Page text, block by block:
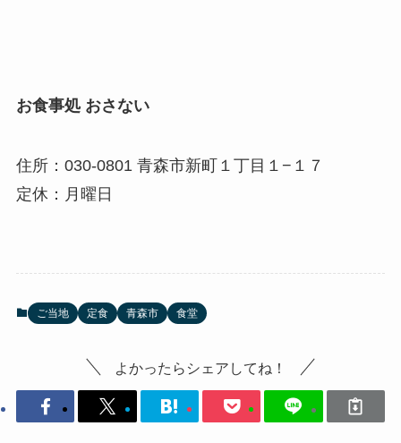
お食事処 おさない
住所：030-0801 青森市新町１丁目１−１７
定休：月曜日
ご当地 定食 青森市 食堂
よかったらシェアしてね！